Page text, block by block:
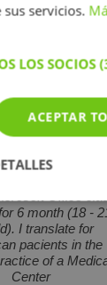
Gross
6 month (18 -
for
pacients in the
of a
Center
servicios.
LOS SOCIOS
ACEPTAR